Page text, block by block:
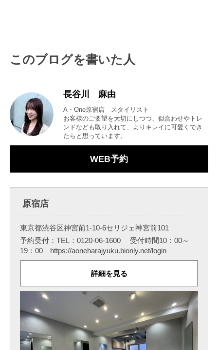
このブログを書いた人
長谷川 麻由
A・One原宿店 スタイリスト
お客様のご要望を大切にしつつ、似合わせやトレ
ンドなども取り入れて、よりキレイに可愛くでき
たらと思っています。
WEB予約
原宿店
東京都渋谷区神宮前1-10-6セリジェ神宮前101
予約受付：TEL：0120-06-1600 受付時間10：00～
19：00 https://aoneharajyuku.bionly.net/login
詳細を見る